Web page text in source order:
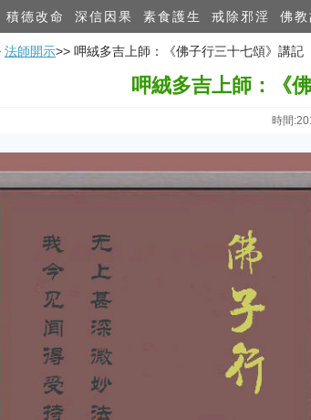
積德改命 深信因果 素食護生 戒除邪淫 佛教
法師開示>> 呷絨多吉上師：《佛子行三十七頌》講記
呷絨多吉上師：《
時間